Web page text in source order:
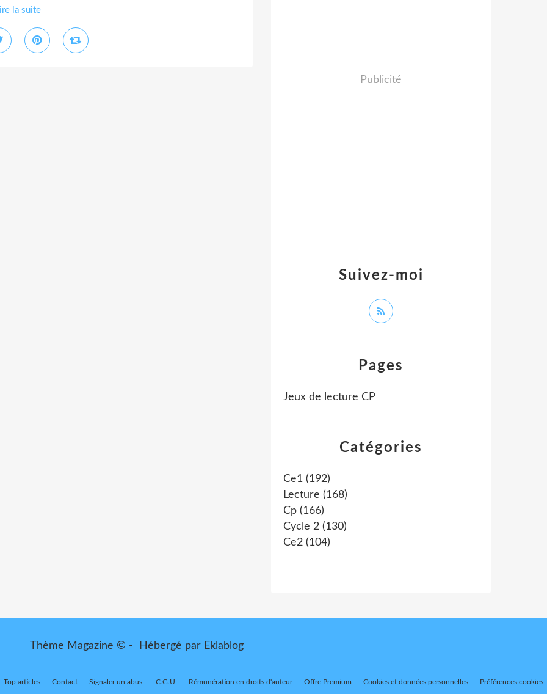
la suite
Catégories
Ce1 (192)
Lecture (168)
Cp (166)
Cycle 2 (130)
Ce2 (104)
Pages
Jeux de lecture CP
Suivez-moi
Publicité
Thème Magazine © - Hébergé par Eklablog
Top articles Contact Signaler un abus C.G.U. Rémunération en droits d'auteur Offre Premium Cookies et données personnelles Préférences cookies